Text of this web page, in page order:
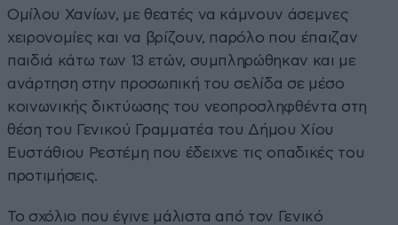
Ομίλου Χανίων, με θεατές να κάμνουν άσεμνες
χειρονομίες και να βρίζουν, παρόλο που έπαιζαν
παιδιά κάτω των 13 ετών, συμπληρώθηκαν και με
ανάρτηση στην προσωπική του σελίδα σε μέσο
κοινωνικής δικτύωσης του νεοπροσληφθέντα στη
θέση του Γενικού Γραμματέα του Δήμου Χίου
Ευστάθιου Ρεστέμη που έδειχνε τις οπαδικές του
προτιμήσεις.
Το σχόλιο που έγινε μάλιστα από τον Γενικό